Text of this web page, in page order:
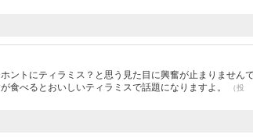
トにティラミス？と思う見た目に興奮が止まりませんで
食べるとおいしいティラミスで話題になりますよ。
（投